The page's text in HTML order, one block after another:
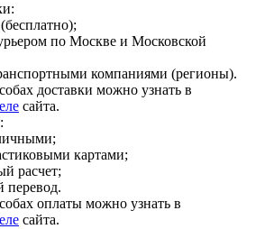
по Москве и Московской
компаниями (регионы).
доставки можно узнать в
сайта.
картами;
расчет;
перевод.
оплаты можно узнать в
сайта.